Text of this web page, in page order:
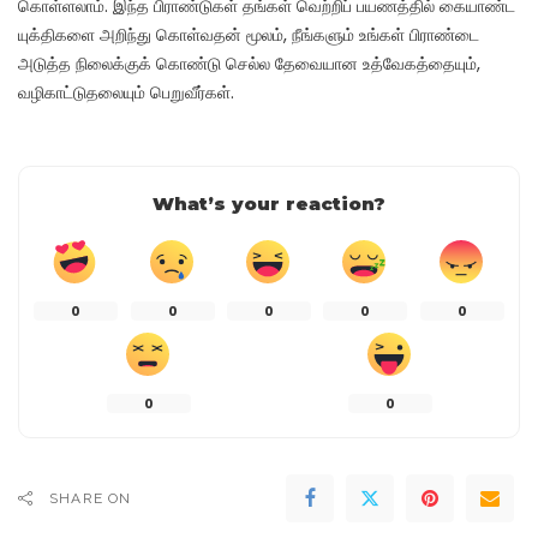
கொள்ளலாம். இந்த பிராண்டுகள் தங்கள் வெற்றிப் பயணத்தில் கையாண்ட
யுக்திகளை அறிந்து கொள்வதன் மூலம், நீங்களும் உங்கள் பிராண்டை
அடுத்த நிலைக்குக் கொண்டு செல்ல தேவையான உத்வேகத்தையும்,
வழிகாட்டுதலையும் பெறுவீர்கள்.
What’s your reaction?
0 0 0 0 0
0 0
SHARE ON